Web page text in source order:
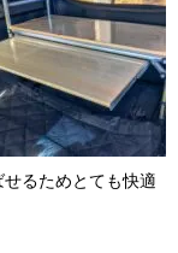
るためとても快適